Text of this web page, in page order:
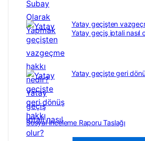
Yatay geçişten
Yatay geçiş iptali nasıl
Yatay geçişte geri
Sosyal İnceleme Raporu Taslağı